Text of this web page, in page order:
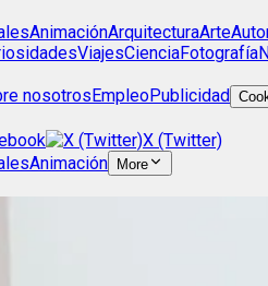
AnimaciónArquitecturaArte
ViajesCienciaFotografía
nosotrosEmpleoPublicidad
X (Twitter)
Animación More